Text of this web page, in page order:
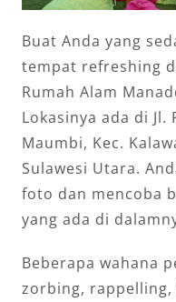
Buat Anda yang
tempat refreshing
Rumah Alam
Lokasinya ada di Jl.
Maumbi, Kec.
Sulawesi Utara.
foto dan mencoba
yang ada di
Beberapa wahana
zorbing, rappelling,